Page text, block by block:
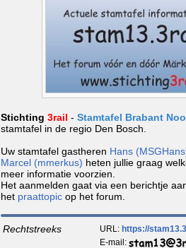
Stichting 3rail - Stamtafel Brabant
stamtafel in de regio Den Bosch.
Uw stamtafel gastheren Hans
Marcel (mmerkus) heten jullie graag
meer informatie voorzien.
Het aanmelden gaat via een berichtje
het praattopicop het forum.
Rechtstreeks URL: https://
E-mail: